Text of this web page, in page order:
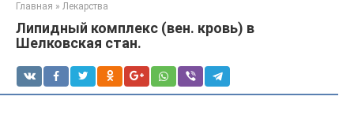
Главная » Лекарства
Липидный комплекс (вен. кровь) в
Шелковская стан.